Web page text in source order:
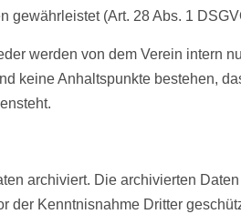
gewährleistet (Art. 28 Abs. 1
werden von dem Verein intern
keine Anhaltspunkte bestehen,
archiviert. Die archivierten
Kenntnisnahme Dritter